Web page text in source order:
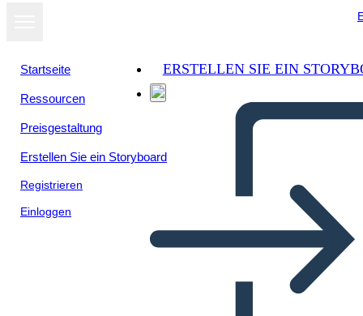
Startseite
Ressourcen
Preisgestaltung
Erstellen Sie ein Storyboard
Registrieren
Einloggen
ERSTELLEN SIE EIN
Als Diashow
ansehen